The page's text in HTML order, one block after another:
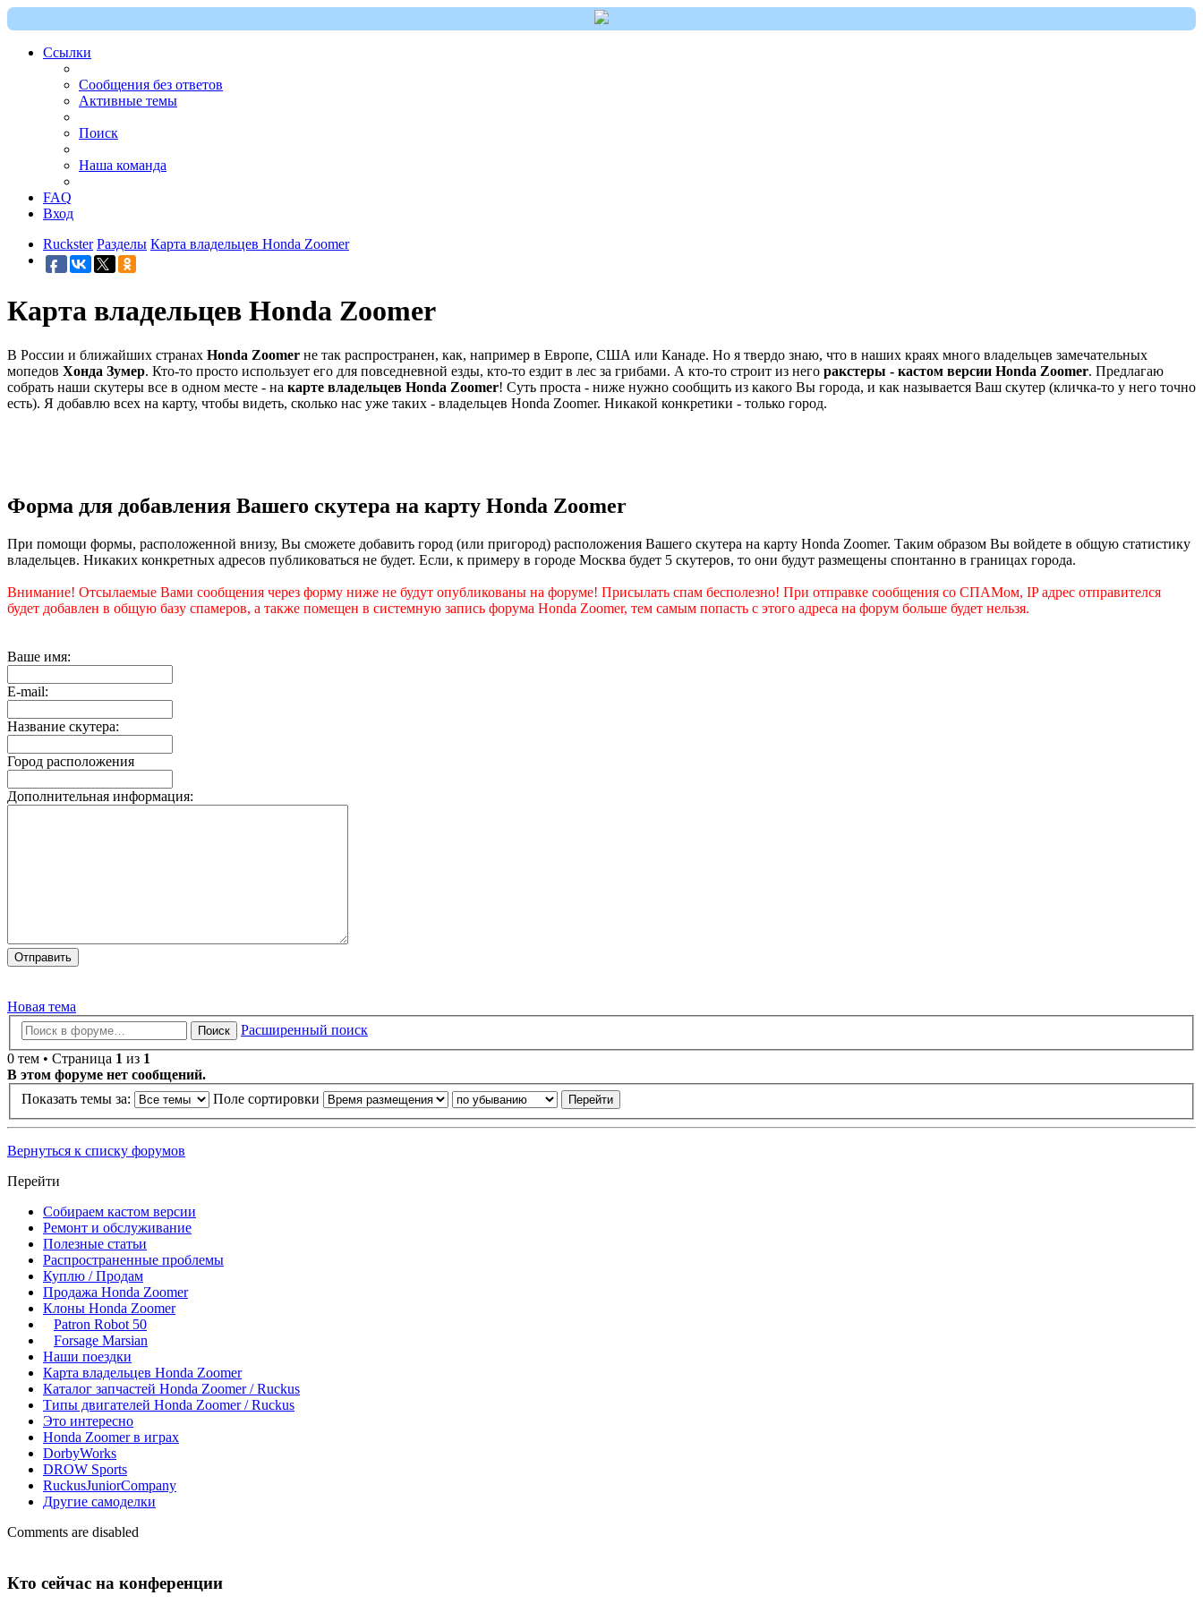
Ссылки
Сообщения без ответов
Активные темы
Поиск
Наша команда
FAQ
Вход
Ruckster Разделы Карта владельцев Honda Zoomer
Карта владельцев Honda Zoomer
В России и ближайших странах Honda Zoomer не так распространен, как, например в Европе, США или Канаде. Но я твердо знаю, что в наших краях много владельцев замечательных
мопедов Хонда Зумер. Кто-то просто использует его для повседневной езды, кто-то ездит в лес за грибами. А кто-то строит из него ракстеры - кастом версии Honda Zoomer. Предлагаю
собрать наши скутеры все в одном месте - на карте владельцев Honda Zoomer! Суть проста - ниже нужно сообщить из какого Вы города, и как называется Ваш скутер (кличка-то у него точно
есть). Я добавлю всех на карту, чтобы видеть, сколько нас уже таких - владельцев Honda Zoomer. Никакой конкретики - только город.
Форма для добавления Вашего скутера на карту Honda Zoomer
При помощи формы, расположенной внизу, Вы сможете добавить город (или пригород) расположения Вашего скутера на карту Honda Zoomer. Таким образом Вы войдете в общую статистику
владельцев. Никаких конкретных адресов публиковаться не будет. Если, к примеру в городе Москва будет 5 скутеров, то они будут размещены спонтанно в границах города.
Внимание! Отсылаемые Вами сообщения через форму ниже не будут опубликованы на форуме! Присылать спам бесполезно! При отправке сообщения со СПАМом, IP адрес отправителся
будет добавлен в общую базу спамеров, а также помещен в системную запись форума Honda Zoomer, тем самым попасть с этого адреса на форум больше будет нельзя.
Ваше имя:
E-mail:
Название скутера:
Город расположения
Дополнительная информация:
Новая тема
Поиск
Расширенный поиск
0 тем • Страница 1 из 1
В этом форуме нет сообщений.
Показать темы за:
Поле сортировки
Вернуться к списку форумов
Перейти
Собираем кастом версии
Ремонт и обслуживание
Полезные статьи
Распространенные проблемы
Куплю / Продам
Продажа Honda Zoomer
Клоны Honda Zoomer
Patron Robot 50
Forsage Marsian
Наши поездки
Карта владельцев Honda Zoomer
Каталог запчастей Honda Zoomer / Ruckus
Типы двигателей Honda Zoomer / Ruckus
Это интересно
Honda Zoomer в играх
DorbyWorks
DROW Sports
RuckusJuniorCompany
Другие самоделки
Comments are disabled
Кто сейчас на конференции